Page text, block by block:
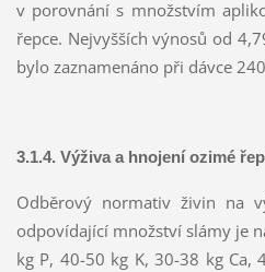
v porovnání s množstvím
řepce. Nejvyšších výnosů od
bylo zaznamenáno při dávce
3.1.4. Výživa a hnojení ozimé
Odběrový normativ živin na
odpovídající množství slámy je
kg P, 40-50 kg K, 30-38 kg Ca,